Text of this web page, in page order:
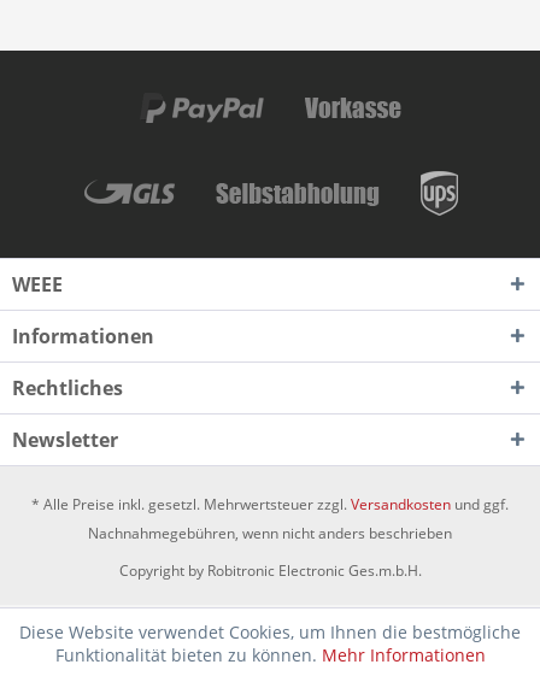
WEEE
Informationen
Rechtliches
Newsletter
* Alle Preise inkl. gesetzl. Mehrwertsteuer zzgl.Versandkosten und ggf.
Nachnahmegebühren, wenn nicht anders beschrieben
Copyright by Robitronic Electronic Ges.m.b.H.
Diese Website verwendet Cookies, um Ihnen die bestmögliche
Funktionalität bieten zu können. Mehr Informationen